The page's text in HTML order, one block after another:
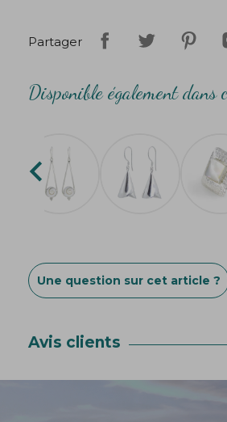
Partager
Disponible également dans

Une question sur cet article ?
Avis clients